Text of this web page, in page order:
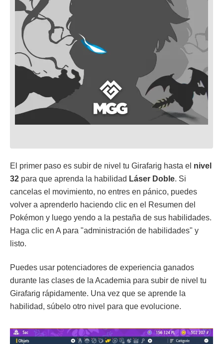
El primer paso es subir de nivel tu Girafarig hasta el nivel
32 para que aprenda la habilidad Láser Doble. Si
cancelas el movimiento, no entres en pánico, puedes
volver a aprenderlo haciendo clic en el Resumen del
Pokémon y luego yendo a la pestaña de sus habilidades.
Haga clic en A para "administración de habilidades" y
listo.
Puedes usar potenciadores de experiencia ganados
durante las clases de la Academia para subir de nivel tu
Girafarig rápidamente. Una vez que se aprende la
habilidad, súbelo otro nivel para que evolucione.